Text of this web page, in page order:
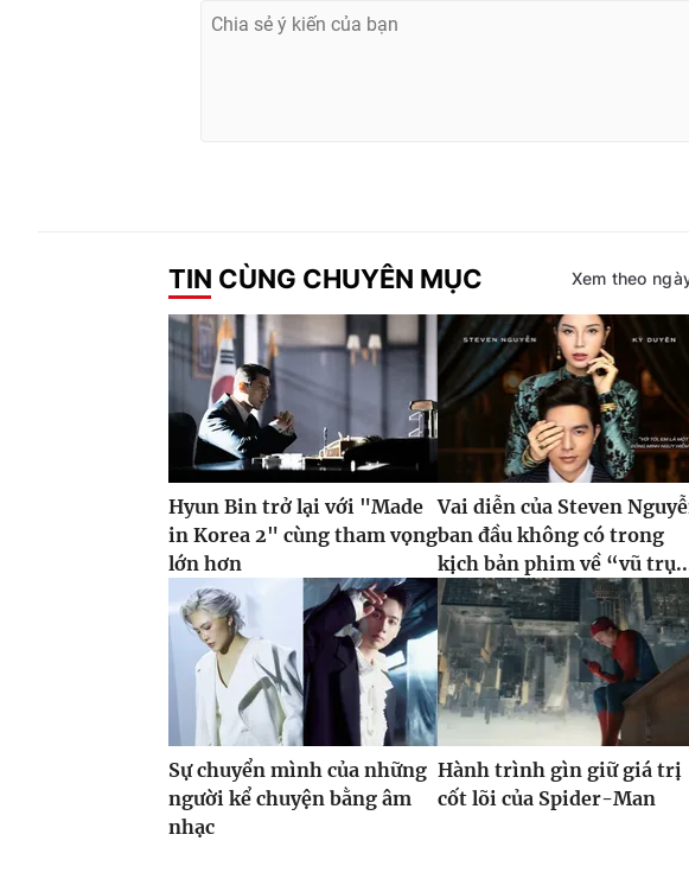
TIN CÙNG CHUYÊN MỤC Xem theo
Hyun Bin trở lại với "Made
in Korea 2" cùng tham vọng
lớn hơn
Vai diễn của Steven
ban đầu không có trong
kịch bản phim về “vũ
Sự chuyển mình của những
người kể chuyện bằng âm
nhạc
Hành trình gìn giữ giá trị
cốt lõi của Spider-Man